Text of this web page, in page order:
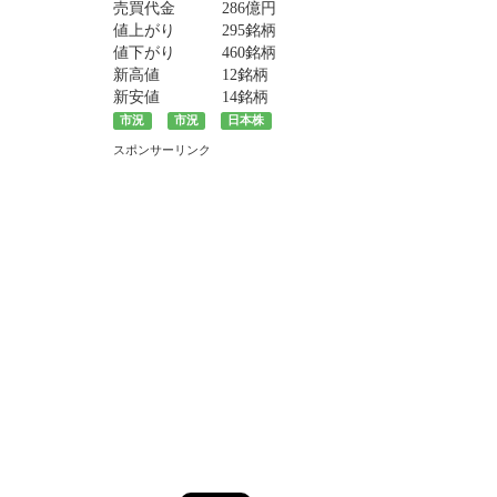
売買代金
286億円
値上がり
295銘柄
値下がり
460銘柄
新高値
12銘柄
新安値
14銘柄
市況 市況 日本株
スポンサーリンク